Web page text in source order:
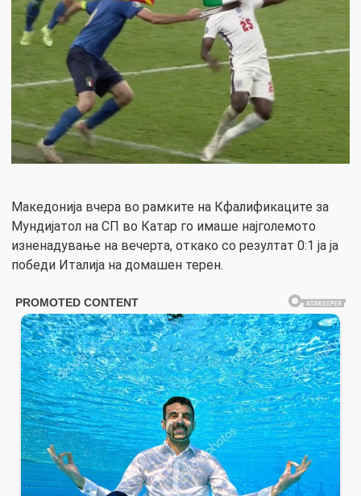
Македонија вчера во рамките на Кфалификаците за
Мундијатол на СП во Катар го имаше најголемото
изненадување на вечерта, откако со резултат 0:1 ја ја
победи Италија на домашен терен.